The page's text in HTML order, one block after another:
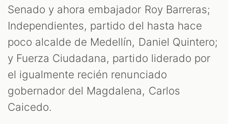
Senado y ahora embajador Roy Barreras;
Independientes, partido del hasta hace
poco alcalde de Medellín, Daniel Quintero;
y Fuerza Ciudadana, partido liderado por
el igualmente recién renunciado
gobernador del Magdalena, Carlos
Caicedo.